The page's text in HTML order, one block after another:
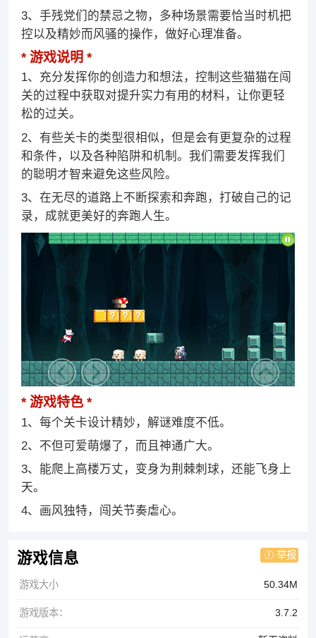
3、手残党们的禁忌之物，多种场景需要恰当时机把
控以及精妙而风骚的操作，做好心理准备。
游戏说明
1、充分发挥你的创造力和想法，控制这些猫猫在闯
关的过程中获取对提升实力有用的材料，让你更轻
松的过关。
2、有些关卡的类型很相似，但是会有更复杂的过程
和条件，以及各种陷阱和机制。我们需要发挥我们
的聪明才智来避免这些风险。
3、在无尽的道路上不断探索和奔跑，打破自己的记
录，成就更美好的奔跑人生。
游戏特色
1、每个关卡设计精妙，解谜难度不低。
2、不但可爱萌爆了，而且神通广大。
3、能爬上高楼万丈，变身为荆棘刺球，还能飞身上
天。
4、画风独特，闯关节奏虐心。
游戏信息 举报
游戏大小 50.34M
游戏版本： 3.7.2